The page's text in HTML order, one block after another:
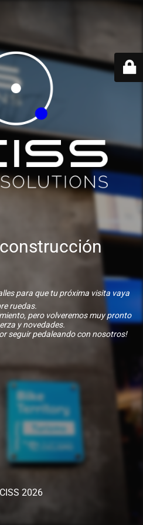
para que tu próxima visita vaya
ruedas.
pero volveremos muy pronto
y novedades.
seguir pedaleando con nosotros!
2026